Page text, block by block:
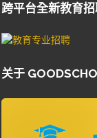
跨平台全新教育
关于